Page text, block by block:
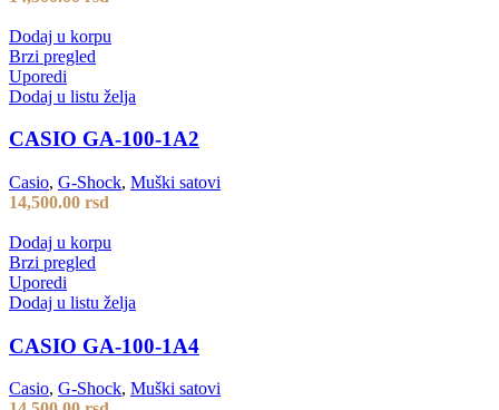
Dodaj u korpu
Brzi pregled
Uporedi
Dodaj u listu želja
CASIO GA-100-1A2
Casio, G-Shock, Muški satovi
14,500.00 rsd
Dodaj u korpu
Brzi pregled
Uporedi
Dodaj u listu želja
CASIO GA-100-1A4
Casio, G-Shock, Muški satovi